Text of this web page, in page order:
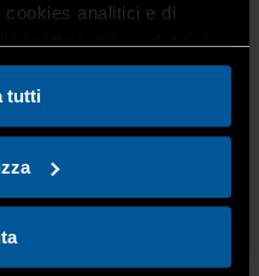
cookies analitici e di
tutti” qui di fianco.
tutti
europea aveva
di regolamento, aprendo
l’associazione
livello nazionale, sia nei
sia in risposta alla
alle altre Organizzazioni
Tavolo di Condivisione